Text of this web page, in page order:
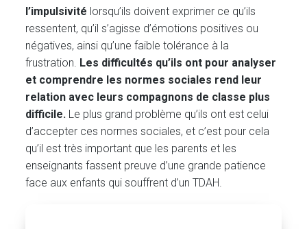
l’impulsivité lorsqu’ils doivent exprimer ce qu’ils
ressentent, qu’il s’agisse d’émotions positives ou
négatives, ainsi qu’une faible tolérance à la
frustration. Les difficultés qu’ils ont pour analyser
et comprendre les normes sociales rend leur
relation avec leurs compagnons de classe plus
difficile. Le plus grand problème qu’ils ont est celui
d’accepter ces normes sociales, et c’est pour cela
qu’il est très important que les parents et les
enseignants fassent preuve d’une grande patience
face aux enfants qui souffrent d’un TDAH.